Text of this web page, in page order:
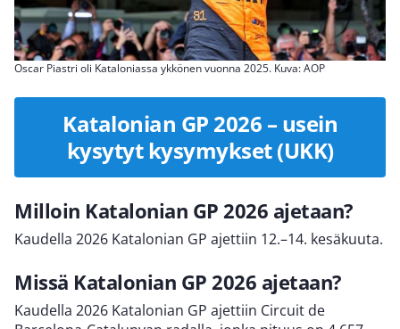
Oscar Piastri oli Kataloniassa ykkönen vuonna 2025. Kuva: AOP
Katalonian GP 2026 – usein
kysytyt kysymykset (UKK)
Milloin Katalonian GP 2026 ajetaan?
Kaudella 2026 Katalonian GP ajettiin 12.–14. kesäkuuta.
Missä Katalonian GP 2026 ajetaan?
Kaudella 2026 Katalonian GP ajettiin Circuit de